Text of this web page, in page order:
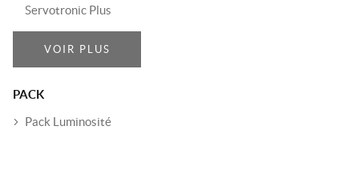
Servotronic Plus
VOIR PLUS
PACK
Pack Luminosité